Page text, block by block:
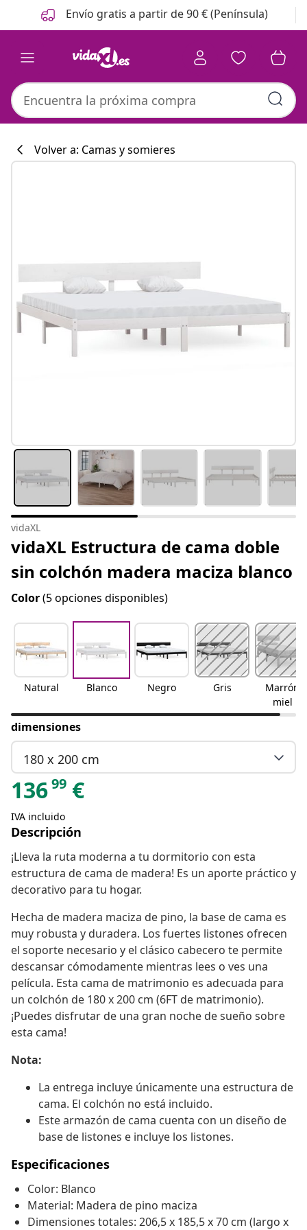
Anterior
Siguiente Envío gratis a partir de 90 € (Península)
#sharemevidaxl
Volver a: Camas y somieres
vidaXL
vidaXL Estructura de cama doble
sin colchón madera maciza blanco
Color(5 opciones disponibles)
Natural Blanco Negro Gris
Marrón
miel
dimensiones
180 x 200 cm
13699 €
IVA incluido
Descripción
¡Lleva la ruta moderna a tu dormitorio con esta
estructura de cama de madera! Es un aporte práctico y
decorativo para tu hogar.
Hecha de madera maciza de pino, la base de cama es
muy robusta y duradera. Los fuertes listones ofrecen
el soporte necesario y el clásico cabecero te permite
descansar cómodamente mientras lees o ves una
película. Esta cama de matrimonio es adecuada para
un colchón de 180 x 200 cm (6FT de matrimonio).
¡Puedes disfrutar de una gran noche de sueño sobre
esta cama!
Nota:
La entrega incluye únicamente una estructura de
cama. El colchón no está incluido.
Este armazón de cama cuenta con un diseño de
base de listones e incluye los listones.
Especificaciones
Color: Blanco
Material: Madera de pino maciza
Dimensiones totales: 206,5 x 185,5 x 70 cm (largo x